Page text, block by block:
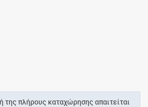
της πλήρους καταχώρησης απαιτείται